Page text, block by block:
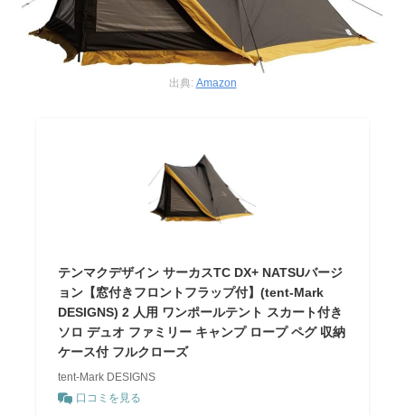
出典: Amazon
テンマクデザイン サーカスTC DX+ NATSUバージ
ョン【窓付きフロントフラップ付】(tent-Mark
DESIGNS) 2 人用 ワンポールテント スカート付き
ソロ デュオ ファミリー キャンプ ロープ ペグ 収納
ケース付 フルクローズ
tent-Mark DESIGNS
口コミを見る